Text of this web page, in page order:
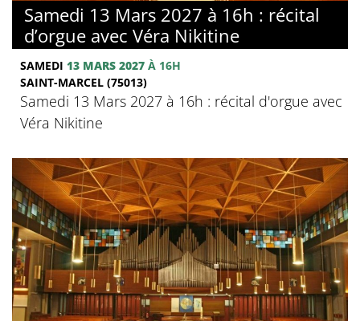
Samedi 13 Mars 2027 à 16h : récital
d’orgue avec Véra Nikitine
SAMEDI 13 MARS 2027 À 16H
SAINT-MARCEL (75013)
Samedi 13 Mars 2027 à 16h : récital d'orgue avec
Véra Nikitine